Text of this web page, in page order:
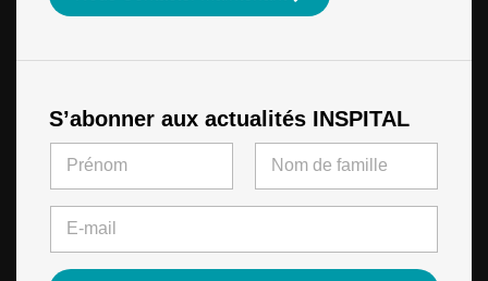
S’abonner aux actualités INSPITAL
m
m
a